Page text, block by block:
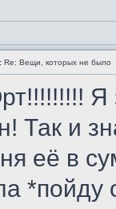
Re: Вещи, которых не было
Я
Так и
её в
*пойду